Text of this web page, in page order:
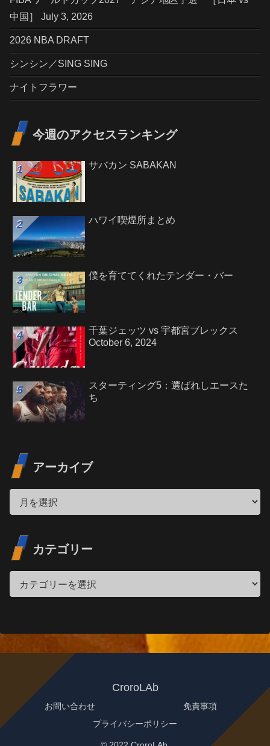
中国］ July 3, 2026
2026 NBA DRAFT
シンシン／SING SING
ナイトフラワー
今週のアクセスランキング
サバカン SABAKAN
ハワイ喫煙所まとめ
僕を育ててくれたテンダー・バー
千葉ジェッツ vs 宇都宮ブレックス
October 6, 2024
スターティング5：選ばれしエースた
ち
アーカイブ
カテゴリー
CroroLAb
お問い合わせ
免責事項
プライバシーポリシー